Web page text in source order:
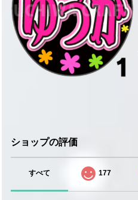
ショップの評価
すべて 177